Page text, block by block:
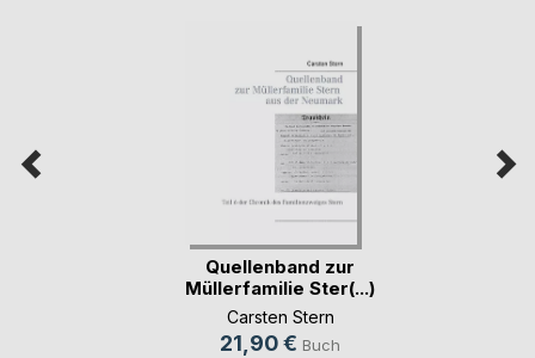
Quellenband zur
Müllerfamilie Ster(...)
Carsten Stern
21,90 € Buch